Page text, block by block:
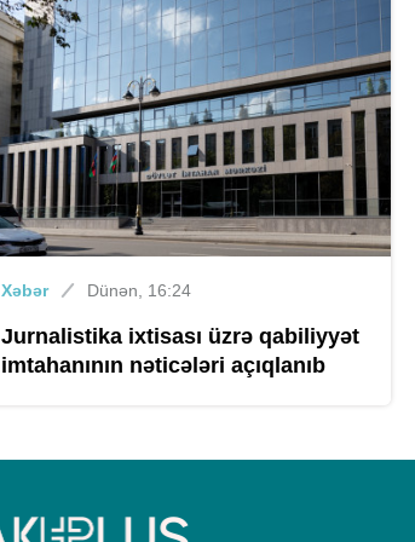
Xəbər Dünən, 16:24
Jurnalistika ixtisası üzrə qabiliyyət
imtahanının nəticələri açıqlanıb